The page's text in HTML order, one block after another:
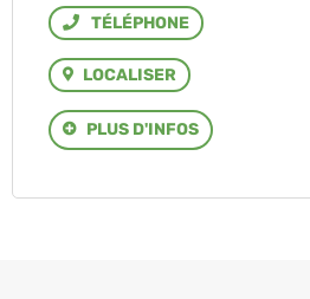
Téléphone
LOCALISER
PLUS D'INFOS